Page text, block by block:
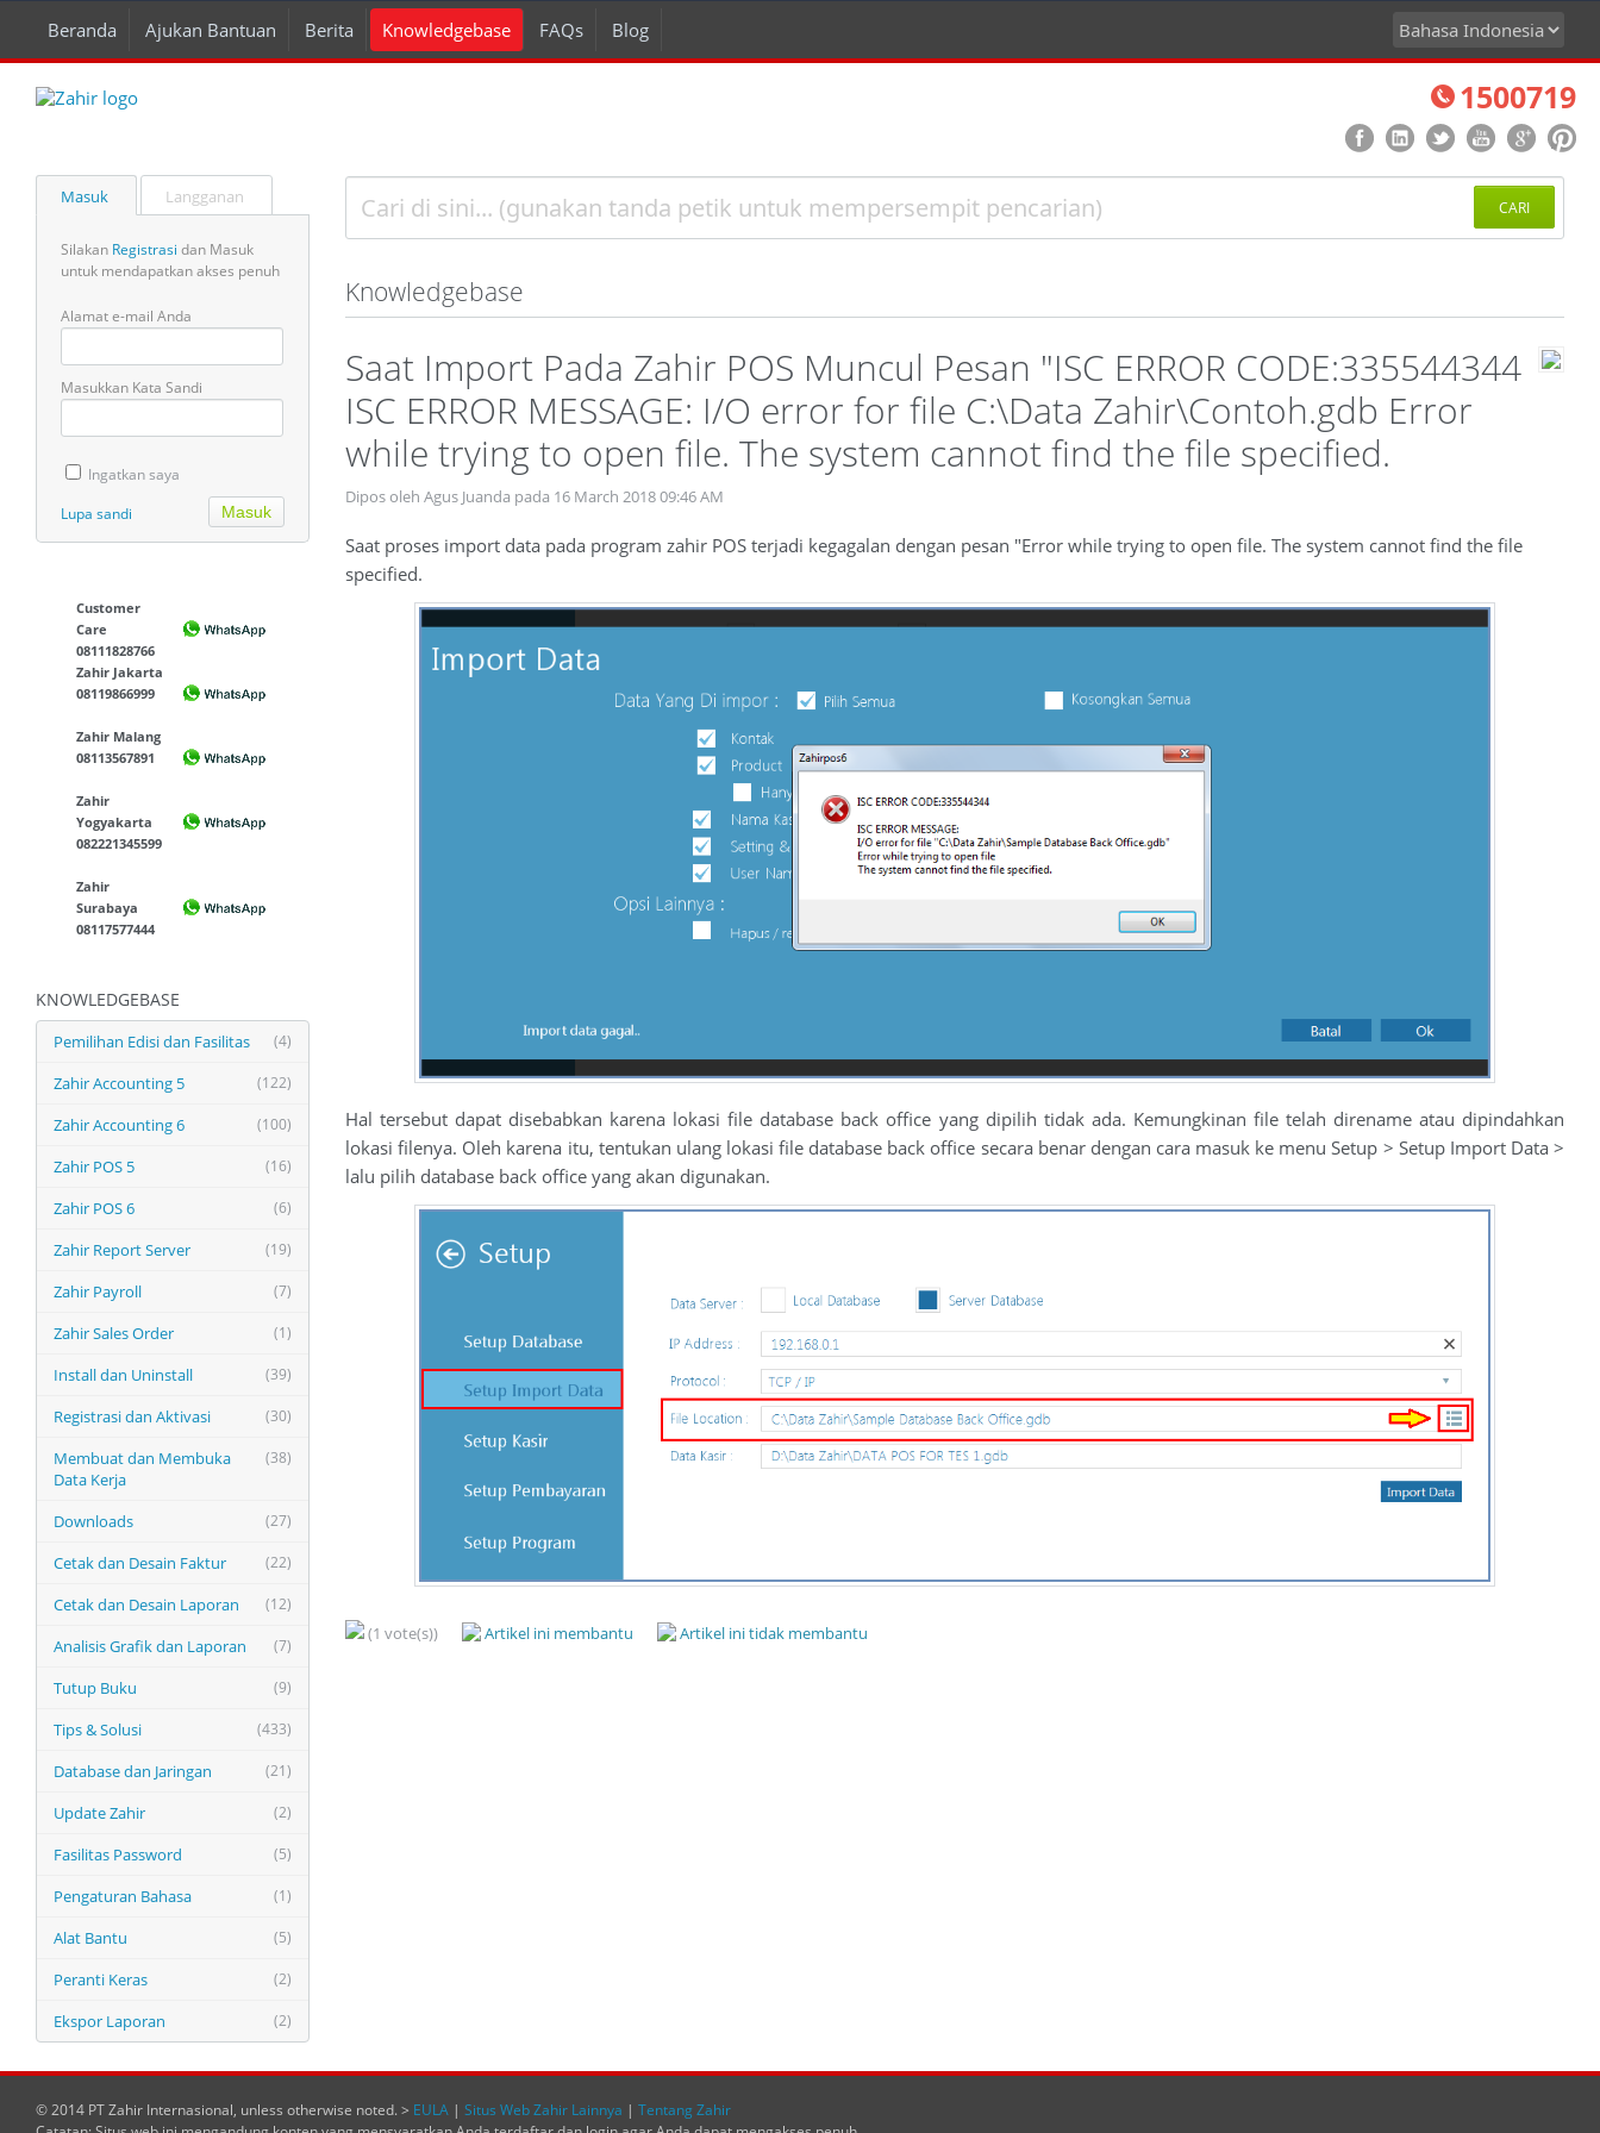
Beranda Ajukan Bantuan Berita Knowledgebase FAQs Blog
1500719
Masuk Langganan
Silakan Registrasi dan Masuk
untuk mendapatkan akses penuh
Alamat e-mail Anda
Masukkan Kata Sandi
Ingatkan saya
Lupa sandi
Customer
Care
08111828766
Zahir Jakarta
08119866999
Zahir Malang
08113567891
Zahir
Yogyakarta
082221345599
Zahir
Surabaya
08117577444
KNOWLEDGEBASE
(4)
Pemilihan Edisi dan Fasilitas
(122)
Zahir Accounting 5
(100)
Zahir Accounting 6
(16)
Zahir POS 5
(6)
Zahir POS 6
(19)
Zahir Report Server
(7)
Zahir Payroll
(1)
Zahir Sales Order
(39)
Install dan Uninstall
(30)
Registrasi dan Aktivasi
(38)
Membuat dan Membuka
Data Kerja
(27)
Downloads
(22)
Cetak dan Desain Faktur
(12)
Cetak dan Desain Laporan
(7)
Analisis Grafik dan Laporan
(9)
Tutup Buku
(433)
Tips & Solusi
(21)
Database dan Jaringan
(2)
Update Zahir
(5)
Fasilitas Password
(1)
Pengaturan Bahasa
(5)
Alat Bantu
(2)
Peranti Keras
(2)
Ekspor Laporan
CARI
Knowledgebase
Saat Import Pada Zahir POS Muncul Pesan "ISC ERROR CODE:335544344
ISC ERROR MESSAGE: I/O error for file C:\Data Zahir\Contoh.gdb Error
while trying to open file. The system cannot find the file specified.
Dipos oleh Agus Juanda pada 16 March 2018 09:46 AM
Saat proses import data pada program zahir POS terjadi kegagalan dengan pesan "Error while trying to open file. The system cannot find the file
specified.
Hal tersebut dapat disebabkan karena lokasi file database back office yang dipilih tidak ada. Kemungkinan file telah direname atau dipindahkan
lokasi filenya. Oleh karena itu, tentukan ulang lokasi file database back office secara benar dengan cara masuk ke menu Setup > Setup Import Data >
lalu pilih database back office yang akan digunakan.
(1 vote(s)) Artikel ini membantu Artikel ini tidak membantu
© 2014 PT Zahir Internasional, unless otherwise noted. > EULA | Situs Web Zahir Lainnya | Tentang Zahir